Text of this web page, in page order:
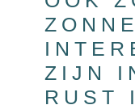
ZIJN
RUST